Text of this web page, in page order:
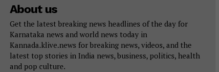
About us
Get the latest breaking news headlines of the day for
Karnataka news and world news today in
Kannada.klive.news for breaking news, videos, and the
latest top stories in India news, business, politics, health
and pop culture.